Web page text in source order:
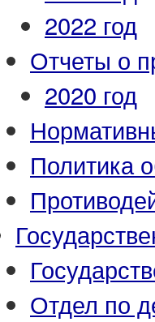
2022 год
Отчеты о
2020 год
Политика
Отдел по